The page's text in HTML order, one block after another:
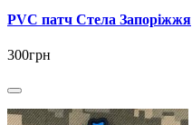
PVC патч Стела Запоріжжя
300грн